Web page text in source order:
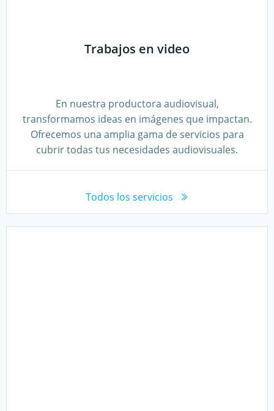
Trabajos en video
En nuestra productora audiovisual,
transformamos ideas en imágenes que impactan.
Ofrecemos una amplia gama de servicios para
cubrir todas tus necesidades audiovisuales.
Todos los servicios